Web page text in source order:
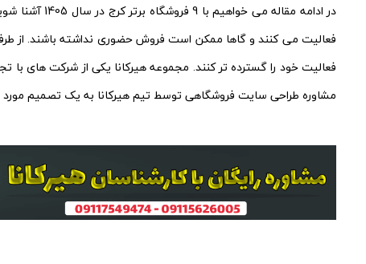
در ادامه
فعالیت می کنند و گاها ممکن است فروش حضوری نداشته باشند. از
فعالیت خود را گسترده تر کنند. مجموعه هیرکانا یکی از شرکت های با
مشاوره طراحی سایت فروشگاهی توسط تیم هیرکانا به یک تصمیم